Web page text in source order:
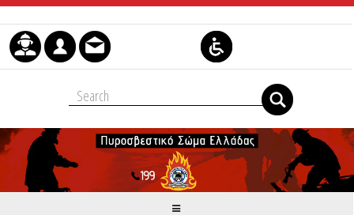
Μετάβαση στο περιεχόμενο